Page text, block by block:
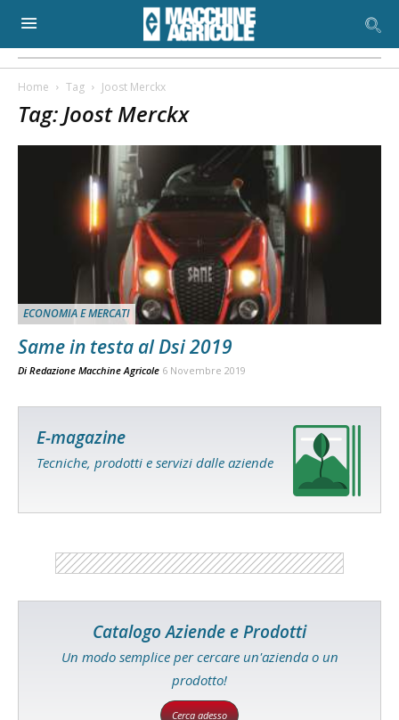
Home Tag Joost Merckx
Tag: Joost Merckx
ECONOMIA E MERCATI
Same in testa al Dsi 2019
Di Redazione Macchine Agricole 6 Novembre 2019
E-magazine
Tecniche, prodotti e servizi dalle aziende
Catalogo Aziende e Prodotti
Un modo semplice per cercare un'azienda o un
prodotto!
Cerca adesso